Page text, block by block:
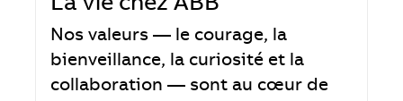
Nos valeurs — le courage, la
bienveillance, la curiosité et la
collaboration — sont au cœur de